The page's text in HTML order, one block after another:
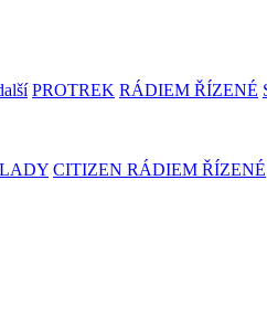
PROTREK RÁDIEM ŘÍZENÉ
CITIZEN RÁDIEM ŘÍZENÉ